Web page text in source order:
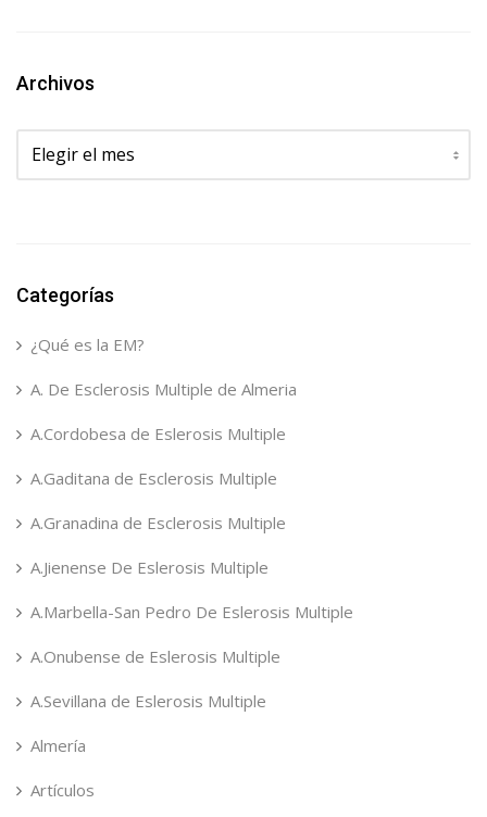
Archivos
Archivos
Categorías
¿Qué es la EM?
A. De Esclerosis Multiple de Almeria
A.Cordobesa de Eslerosis Multiple
A.Gaditana de Esclerosis Multiple
A.Granadina de Esclerosis Multiple
A.Jienense De Eslerosis Multiple
A.Marbella-San Pedro De Eslerosis Multiple
A.Onubense de Eslerosis Multiple
A.Sevillana de Eslerosis Multiple
Almería
Artículos